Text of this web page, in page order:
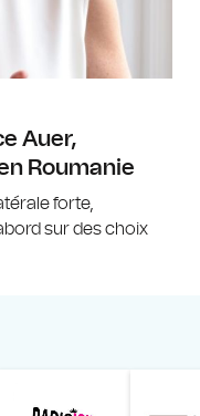
Auer,
Roumanie
forte,
sur des choix